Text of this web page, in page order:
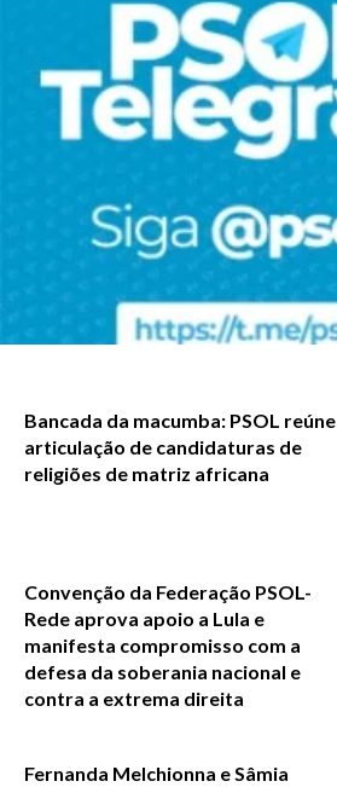
Bancada da macumba: PSOL reúne
articulação de candidaturas de
religiões de matriz africana
Convenção da Federação PSOL-
Rede aprova apoio a Lula e
manifesta compromisso com a
defesa da soberania nacional e
contra a extrema direita
Fernanda Melchionna e Sâmia